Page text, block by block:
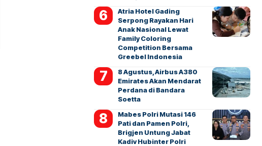
Atria Hotel Gading
Serpong Rayakan Hari
Anak Nasional Lewat
Family Coloring
Competition Bersama
Greebel Indonesia
8 Agustus, Airbus A380
Emirates Akan Mendarat
Perdana di Bandara
Soetta
Mabes Polri Mutasi 146
Pati dan Pamen Polri,
Brigjen Untung Jabat
Kadiv Hubinter Polri